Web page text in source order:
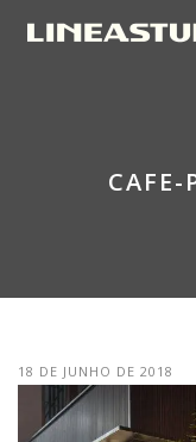
18 DE JUNHO DE 2018